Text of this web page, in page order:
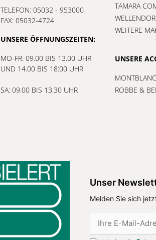
TELEFON: 05032 - 953000
FAX: 05032-4724
UNSERE ÖFFNUNGSZEITEN:
MO-FR: 09.00 BIS 13.00 UHR
UND 14.00 BIS 18:00 UHR
SA: 09.00 BIS 13.30 UHR
TAMARA
WEITERE
UNSERE
MONTBLANC
ROBBE &
Unser
Melden Sie sich